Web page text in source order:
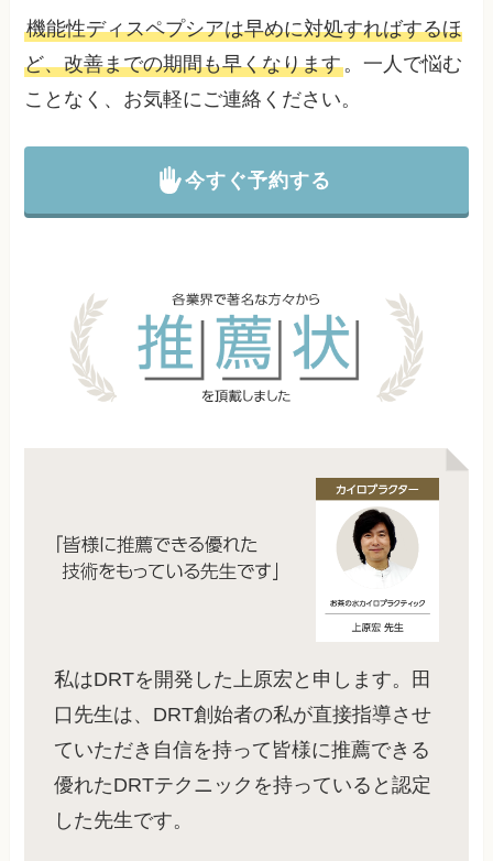
機能性ディスペプシアは早めに対処すればするほ
ど、改善までの期間も早くなります。一人で悩む
ことなく、お気軽にご連絡ください。
今すぐ予約する
私はDRTを開発した上原宏と申します。田
口先生は、DRT創始者の私が直接指導させ
ていただき自信を持って皆様に推薦できる
優れたDRTテクニックを持っていると認定
した先生です。